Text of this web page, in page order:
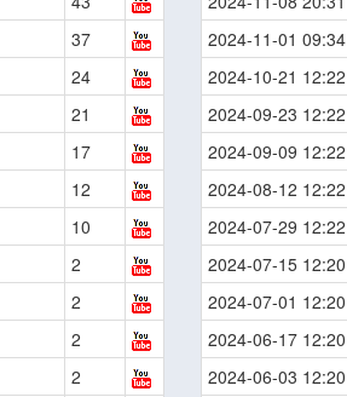
37
24
21
17
12
10
2
2
2
2
2024-11-01 09:34
2024-10-21 12:22
2024-09-23 12:22
2024-09-09 12:22
2024-08-12 12:22
2024-07-29 12:22
2024-07-15 12:20
2024-07-01 12:20
2024-06-17 12:20
2024-06-03 12:20